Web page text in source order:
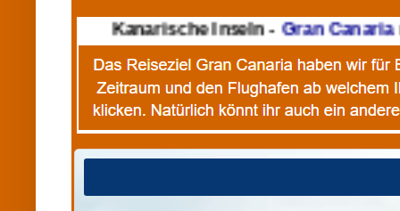
Kanarische Inseln -Gran Canaria